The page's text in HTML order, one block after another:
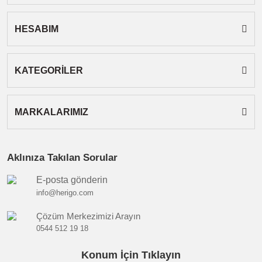
Gönder
HESABIM
KATEGORİLER
MARKALARIMIZ
Aklınıza Takılan Sorular
E-posta gönderin
info@herigo.com
Çözüm Merkezimizi Arayın
0544 512 19 18
Konum İçin Tıklayın